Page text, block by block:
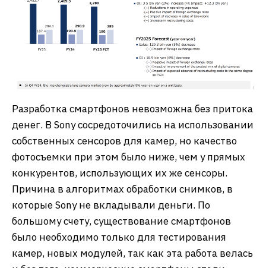
Разработка смартфонов невозможна без притока
денег. В Sony сосредоточились на использовании
собственных сенсоров для камер, но качество
фотосъемки при этом было ниже, чем у прямых
конкурентов, использующих их же сенсоры.
Причина в алгоритмах обработки снимков, в
которые Sony не вкладывали деньги. По
большому счету, существование смартфонов
было необходимо только для тестирования
камер, новых модулей, так как эта работа велась